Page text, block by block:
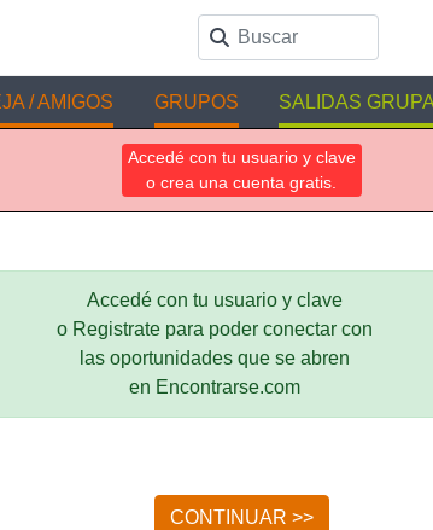
/ AMIGOS GRUPOS SALIDAS
Accedé con tu usuario y clave
o crea una cuenta gratis.
Accedé con tu usuario y clave
o Registrate para poder conectar con
las oportunidades que se abren
en Encontrarse.com
CONTINUAR >>